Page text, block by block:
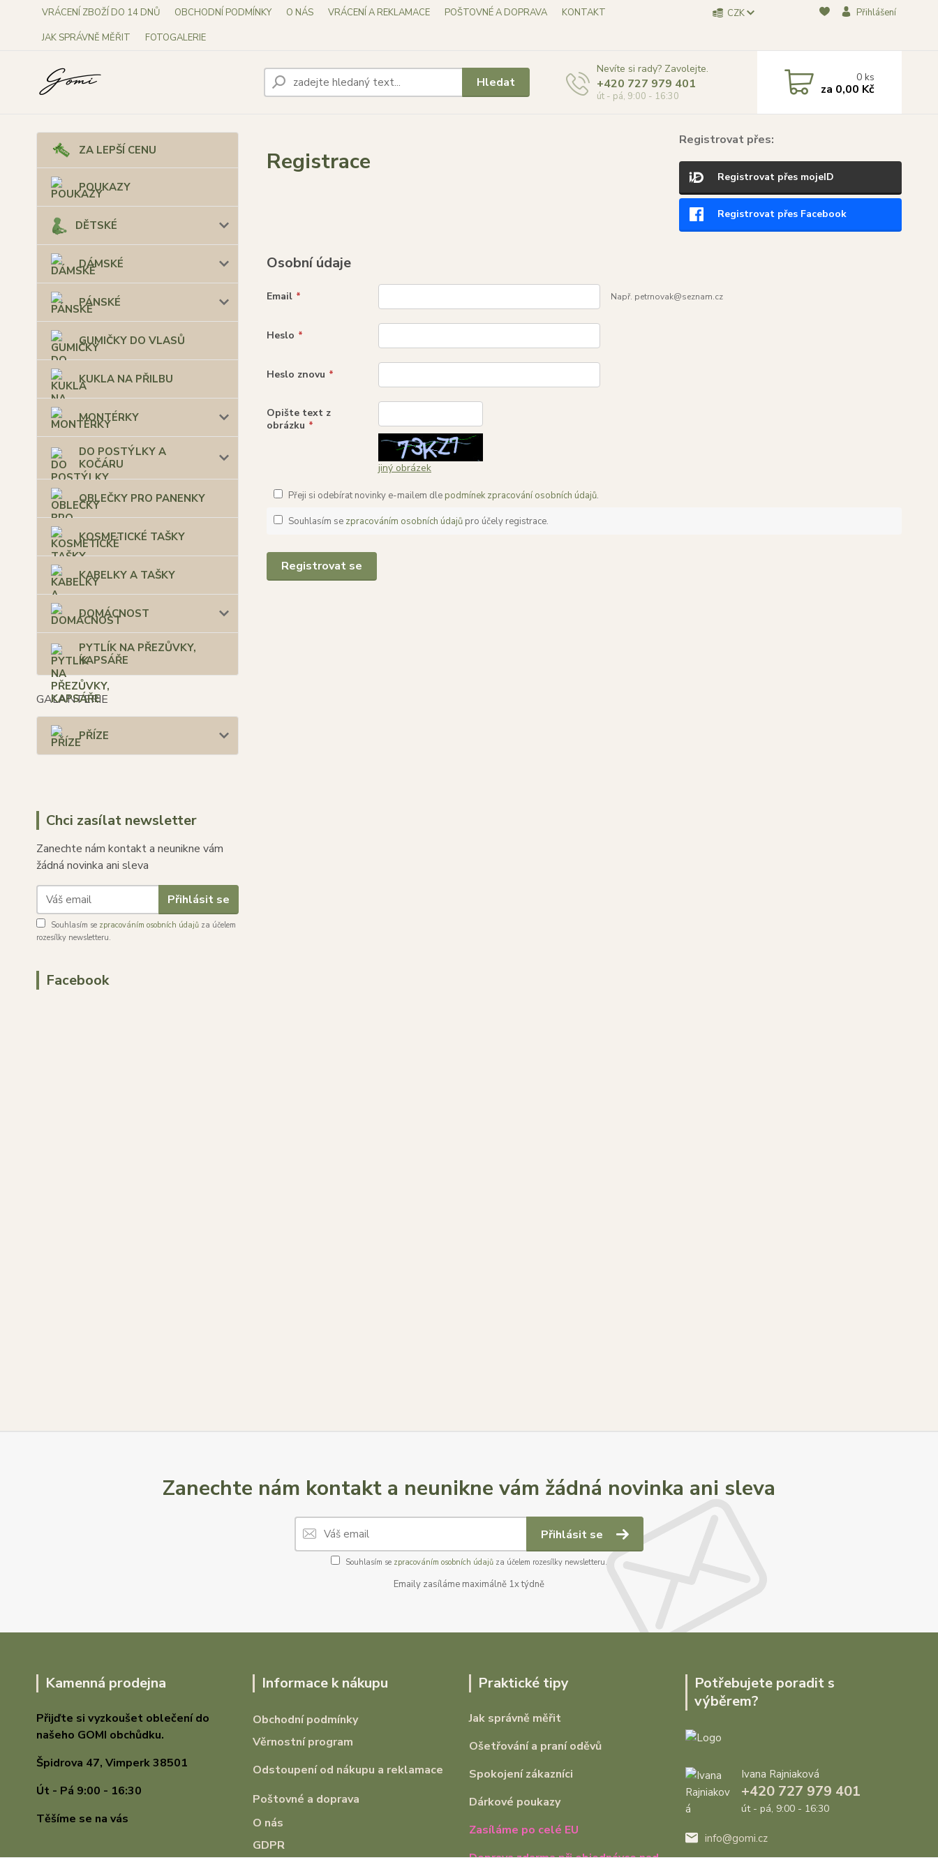
VRÁCENÍ ZBOŽÍ DO 14 DNŮ OBCHODNÍ PODMÍNKY O NÁS VRÁCENÍ A REKLAMACE POŠTOVNÉ A DOPRAVA
KONTAKT
JAK SPRÁVNĚ MĚŘIT
FOTOGALERIE
CZK Přihlášení
Hledat
Nevíte si rady? Zavolejte.
+420 727 979 401
út - pá, 9:00 - 16:30
0ks
za 0,00 Kč
ZA LEPŠÍ CENU
POUKAZY
DĚTSKÉ
DÁMSKÉ
PÁNSKÉ
GUMIČKY DO VLASŮ
KUKLA NA PŘILBU
MONTÉRKY
DO POSTÝLKY A
KOČÁRU
OBLEČKY PRO PANENKY
KOSMETICKÉ TAŠKY
KABELKY A TAŠKY
DOMÁCNOST
PYTLÍK NA PŘEZŮVKY,
KAPSÁŘE
GALANTERIE
PŘÍZE
Chci zasílat newsletter
Zanechte nám kontakt a neunikne vám
žádná novinka ani sleva
Přihlásit se
Souhlasím se zpracováním osobních údajů za účelem
rozesílky newsletteru.
Facebook
Registrace
Registrovat přes:
Registrovat přes mojeID
Registrovat přes Facebook
Osobní údaje
Email * Např. petrnovak@seznam.cz
Heslo *
Heslo znovu *
Opište text z
obrázku *
jiný obrázek
Přeji si odebírat novinky e-mailem dle podmínek zpracování osobních údajů.
Souhlasím se zpracováním osobních údajůpro účely registrace.
Registrovat se
Zanechte nám kontakt a neunikne vám žádná novinka ani sleva
Přihlásit se
Souhlasím se zpracováním osobních údajů za účelem rozesílky newsletteru.
Emaily zasíláme maximálně 1x týdně
Kamenná prodejna
Přijďte si vyzkoušet oblečení do
našeho GOMI obchůdku.
Špidrova 47, Vimperk 38501
Út - Pá 9:00 - 16:30
Těšíme se na vás
Informace k nákupu
Obchodní podmínky
Věrnostní program
Odstoupení od nákupu a reklamace
Poštovné a doprava
O nás
GDPR
Praktické tipy
Jak správně měřit
Ošetřování a praní oděvů
Spokojení zákazníci
Dárkové poukazy
Zasíláme po celé EU
Doprava zdarma při objednávce nad
Potřebujete poradit s
výběrem?
Ivana Rajniaková
+420 727 979 401
út - pá, 9:00 - 16:30
info@gomi.cz